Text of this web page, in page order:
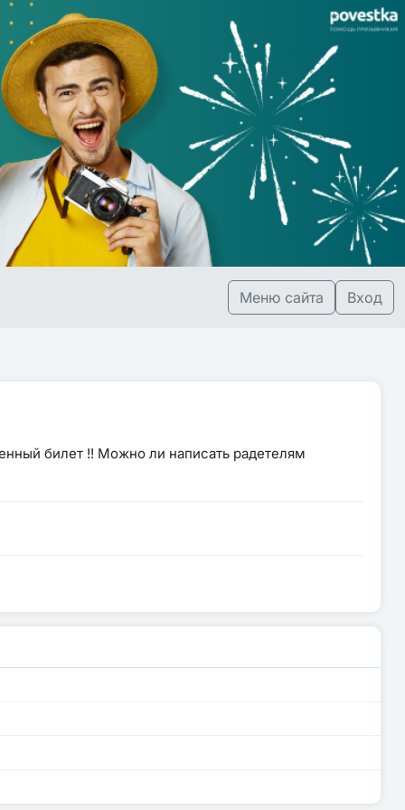
Меню сайта Вход
билет !! Можно ли написать радетелям